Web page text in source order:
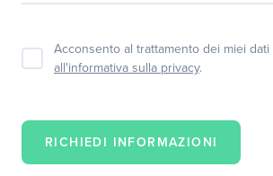
Acconsento al trattamento dei miei dati
all'informativa sulla privacy.
RICHIEDI INFORMAZIONI